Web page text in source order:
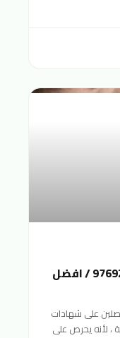
افضل فني صحي الصديق 97692735 / افضل
على شهادات
، لأنه يحرص على